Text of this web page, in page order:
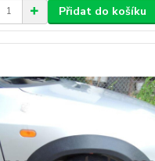
Přidat do košíku